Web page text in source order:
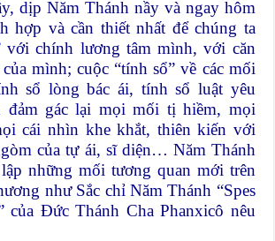
Năm Thánh nầy và ngay hôm
hợp và cần thiết nhất để chúng ta
với chính lương tâm mình, với căn
mình; cuộc “tính sổ” về các mối
sổ lòng bác ái, tính sổ luật yêu
đảm gác lại mọi mối tị hiềm, mọi
cái nhìn khe khắt, thiên kiến với
của tự ái, sĩ diện… Năm Thánh
những mối tương quan mới trên
như Sắc chỉ Năm Thánh “Spes
của Đức Thánh Cha Phanxicô nêu